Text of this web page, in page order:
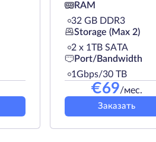
RAM
32 GB DDR3
Storage (Max 2)
2 х 1TB SATA
Port/Bandwidth
1Gbps/30 TB
€69/мес.
Заказать